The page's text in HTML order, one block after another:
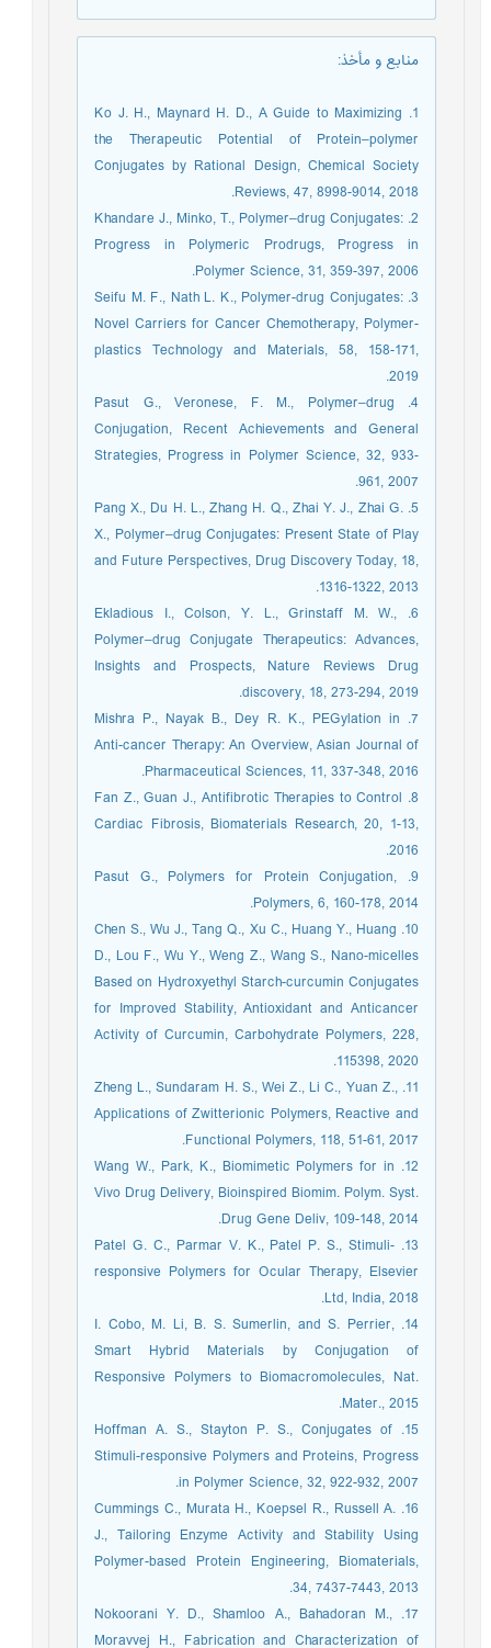
منابع و مأخذ:
1. Ko J. H., Maynard H. D., A Guide to Maximizing
the Therapeutic Potential of Protein–polymer
Conjugates by Rational Design, Chemical Society
Reviews, 47, 8998-9014, 2018.‏
2. Khandare J., Minko, T., Polymer–drug Conjugates:
Progress in Polymeric Prodrugs, Progress in
Polymer Science, 31, 359-397, 2006.‏
3. Seifu M. F., Nath L. K., Polymer-drug Conjugates:
Novel Carriers for Cancer Chemotherapy, Polymer-
plastics Technology and Materials, 58, 158-171,
2019.‏
4. Pasut G., Veronese, F. M., Polymer–drug
Conjugation, Recent Achievements and General
Strategies, Progress in Polymer Science, 32, 933-
961, 2007.‏
5. Pang X., Du H. L., Zhang H. Q., Zhai Y. J., Zhai G.
X., Polymer–drug Conjugates: Present State of Play
and Future Perspectives, Drug Discovery Today, 18,
1316-1322, 2013.‏
6. Ekladious I., Colson, Y. L., Grinstaff M. W.,
Polymer–drug Conjugate Therapeutics: Advances,
Insights and Prospects, Nature Reviews Drug
discovery, 18, 273-294, 2019.‏
7. Mishra P., Nayak B., Dey R. K., PEGylation in
Anti-cancer Therapy: An Overview, Asian Journal of
Pharmaceutical Sciences, 11, 337-348, 2016.‏
8. Fan Z., Guan J., Antifibrotic Therapies to Control
Cardiac Fibrosis, Biomaterials Research, 20, 1-13,
2016.‏
9. Pasut G., Polymers for Protein Conjugation,
Polymers, 6, 160-178, 2014.‏
10. Chen S., Wu J., Tang Q., Xu C., Huang Y., Huang
D., Lou F., Wu Y., Weng Z., Wang S., Nano-micelles
Based on Hydroxyethyl Starch-curcumin Conjugates
for Improved Stability, Antioxidant and Anticancer
Activity of Curcumin, Carbohydrate Polymers, 228,
115398, 2020.‏
11. Zheng L., Sundaram H. S., Wei Z., Li C., Yuan Z.,
Applications of Zwitterionic Polymers, Reactive and
Functional Polymers, 118, 51-61, 2017.‏
12. Wang W., Park, K., Biomimetic Polymers for in
Vivo Drug Delivery, Bioinspired Biomim. Polym. Syst.
Drug Gene Deliv, 109-148, 2014.‏
13. Patel G. C., Parmar V. K., Patel P. S., Stimuli-
responsive Polymers for Ocular Therapy, Elsevier
Ltd, India, 2018.‏
14. I. Cobo, M. Li, B. S. Sumerlin, and S. Perrier,
Smart Hybrid Materials by Conjugation of
Responsive Polymers to Biomacromolecules, Nat.
Mater., 2015.
15. Hoffman A. S., Stayton P. S., Conjugates of
Stimuli-responsive Polymers and Proteins, Progress
in Polymer Science, 32, 922-932, 2007.‏
16. Cummings C., Murata H., Koepsel R., Russell A.
J., Tailoring Enzyme Activity and Stability Using
Polymer-based Protein Engineering, Biomaterials,
34, 7437-7443, 2013.‏
17. Nokoorani Y. D., Shamloo A., Bahadoran M.,
Moravvej H., Fabrication and Characterization of